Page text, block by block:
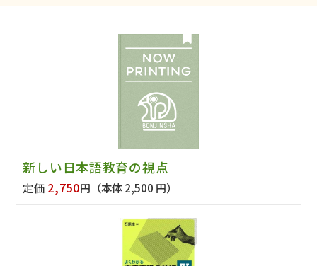
新しい日本語教育の視点
定価 2,750円 （本体 2,500 円）